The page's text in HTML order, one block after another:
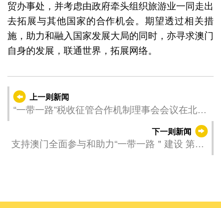
贸办事处，并考虑由政府牵头组织旅游业一同走出
去拓展与其他国家的合作机会。期望透过相关措
施，助力和融入国家发展大局的同时，亦寻求澳门
自身的发展，联通世界，拓展网络。
上一则新闻
“一带一路”税收征管合作机制理事会会议在北京
下一则新闻
支持澳门全面参与和助力“一带一路＂建设 第六